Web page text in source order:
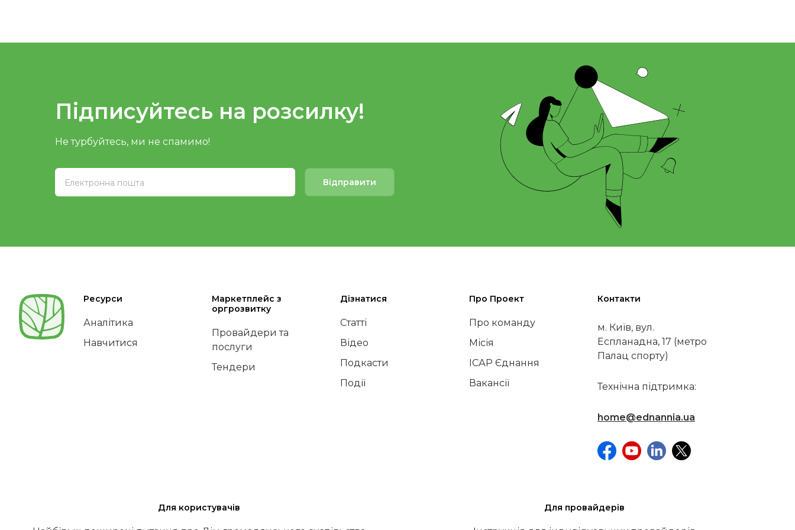
Підписуйтесь на розсилку!
Не турбуйтесь, ми не спамимо!
Відправити
Ресурси
Аналітика
Навчитися
Маркетплейс з
оргрозвитку
Провайдери та
послуги
Тендери
Дізнатися
Статті
Відео
Подкасти
Події
Про Проект
Про команду
Місія
ІСАР Єднання
Вакансії
Контакти
м. Київ, вул.
Еспланадна, 17 (метро
Палац спорту)
Технічна підтримка:
home@ednannia.ua
Для користувачів Для провайдерів